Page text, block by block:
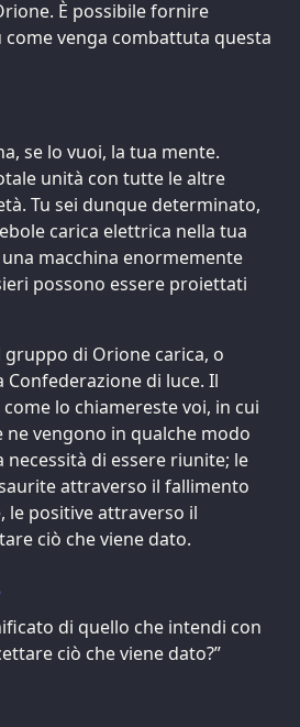
È possibile fornire
venga combattuta questa
se lo vuoi, la tua mente.
unità con tutte le altre
Tu sei dunque determinato,
carica elettrica nella tua
macchina enormemente
possono essere proiettati
di Orione carica, o
Confederazione di luce. Il
lo chiamereste voi, in cui
vengono in qualche modo
necessità di essere riunite; le
attraverso il fallimento
le positive attraverso il
ciò che viene dato.
di quello che intendi con
ciò che viene dato?”